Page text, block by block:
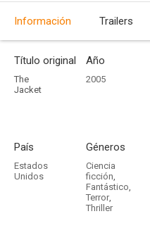
Información Trailers
Título original
The
Jacket
Año
2005
País
Estados
Unidos
Géneros
Ciencia
ficción,
Fantástico,
Terror,
Thriller